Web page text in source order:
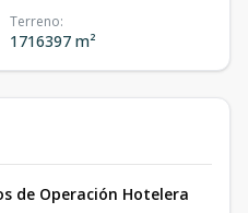
Terreno:
1716397 m²
de Operación Hotelera